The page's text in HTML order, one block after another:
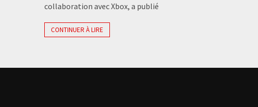
collaboration avec Xbox, a publié
CONTINUER À LIRE